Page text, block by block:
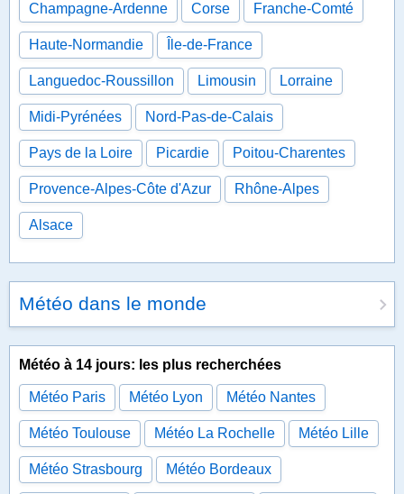
Champagne-Ardenne Corse Franche-Comté
Haute-Normandie Île-de-France
Languedoc-Roussillon Limousin Lorraine
Midi-Pyrénées Nord-Pas-de-Calais
Pays de la Loire Picardie Poitou-Charentes
Provence-Alpes-Côte d'Azur Rhône-Alpes
Alsace
Météo dans le monde
Météo à 14 jours: les plus recherchées
Météo Paris Météo Lyon Météo Nantes
Météo Toulouse Météo La Rochelle Météo Lille
Météo Strasbourg Météo Bordeaux